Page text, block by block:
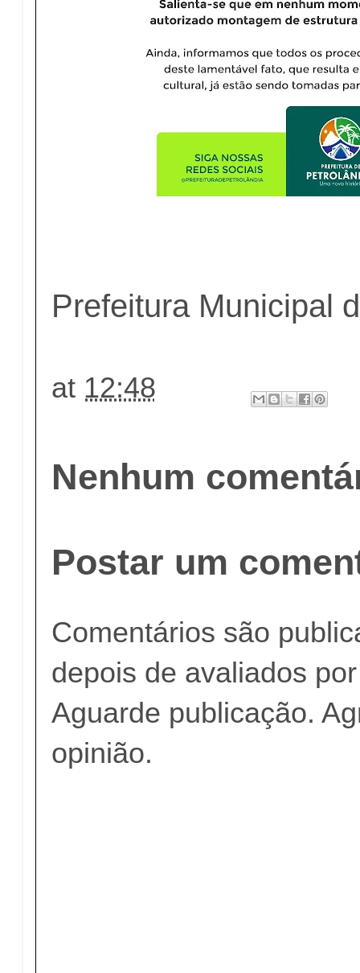
Prefeitura Municipal
at 12:48
Nenhum
Postar um
Comentários são
depois de avaliados
Aguarde publicação.
opinião.